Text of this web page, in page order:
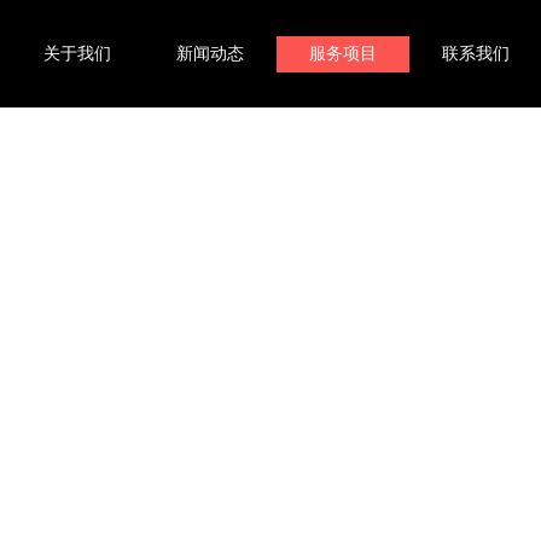
关于我们 新闻动态 服务项目 联系我们